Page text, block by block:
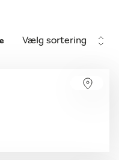
Vælg sortering